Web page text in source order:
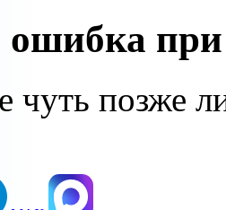
при
чуть позже